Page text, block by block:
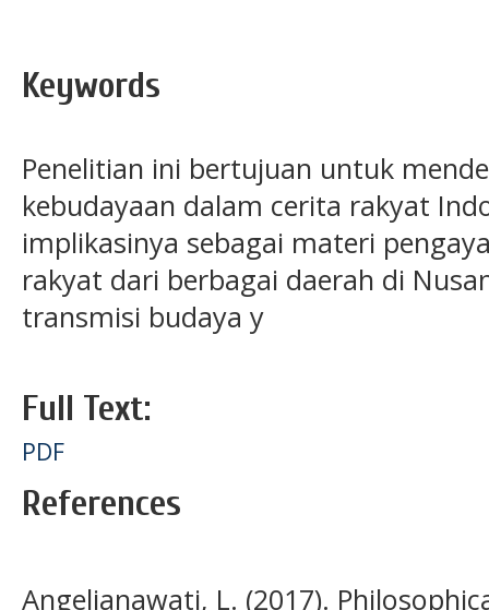
Keywords
Penelitian ini bertujuan untuk
kebudayaan dalam cerita rakyat
implikasinya sebagai materi
rakyat dari berbagai daerah di
transmisi budaya y
Full Text:
PDF
References
Angelianawati, L. (2017).